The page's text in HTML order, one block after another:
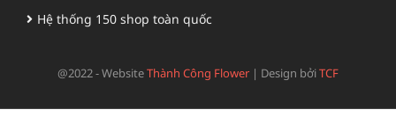
Hệ thống 150 shop toàn quốc
@2022 - WebsiteThành Công Flower | Design bởiTCF